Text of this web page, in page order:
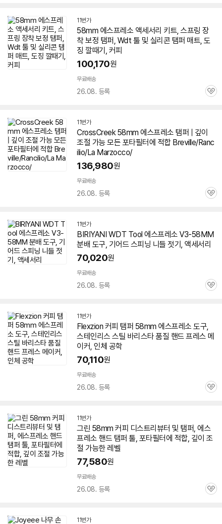
11번가
58mm 에스프레소 액세서리 키트, 스프링 장
착 보정 탬퍼, Wdt 툴 및 실리콘 탬퍼 매트, 도
징 깔때기, 커피
100,170원
무료배송
26.08. 등록
관
11번가
CrossCreek58mm 에스프레소 탬퍼 | 깊이
조절 가능 모든 포타필터에 적합 Breville/Ranc
ilio/La Marzocco/
136,980원
무료배송
26.08. 등록
관
11번가
BIRIYANI WDT Tool 에스프레소 V3-58MM
분배 도구, 기어드 스피닝 니들 젓기, 액세서리
70,020원
무료배송
26.08. 등록
관
11번가
Flexzion 커피 탬퍼 58mm 에스프레소 도구,
스테인리스 스틸 바리스타 품질 핸드 프레스 메
이커, 인체 공학
70,110원
무료배송
26.08. 등록
관
11번가
그린 58mm 커피 디스트리뷰터 및 탬퍼, 에스
프레소 핸드 탬퍼 툴, 포타필터에 적합, 깊이 조
절 가능한 레벨
77,580원
무료배송
26.08. 등록
관
11번가